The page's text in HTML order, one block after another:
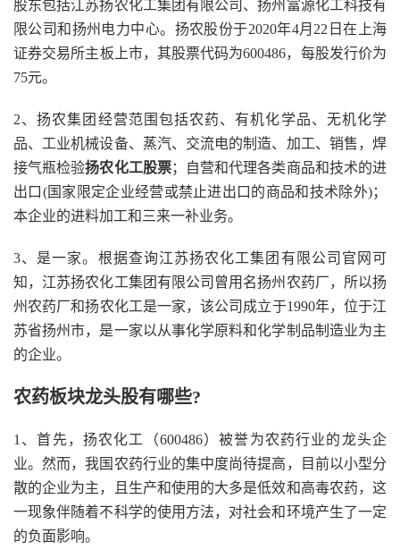
股东包括江苏扬农化工集团有限公司、扬州富源化工科技有
限公司和扬州电力中心。扬农股份于2020年4月22日在上海
证券交易所主板上市，其股票代码为600486，每股发行价为
75元。
2、扬农集团经营范围包括农药、有机化学品、无机化学
品、工业机械设备、蒸汽、交流电的制造、加工、销售，焊
接气瓶检验扬农化工股票；自营和代理各类商品和技术的进
出口(国家限定企业经营或禁止进出口的商品和技术除外)；
本企业的进料加工和三来一补业务。
3、是一家。根据查询江苏扬农化工集团有限公司官网可
知，江苏扬农化工集团有限公司曾用名扬州农药厂，所以扬
州农药厂和扬农化工是一家，该公司成立于1990年，位于江
苏省扬州市，是一家以从事化学原料和化学制品制造业为主
的企业。
农药板块龙头股有哪些?
1、首先，扬农化工（600486）被誉为农药行业的龙头企
业。然而，我国农药行业的集中度尚待提高，目前以小型分
散的企业为主，且生产和使用的大多是低效和高毒农药，这
一现象伴随着不科学的使用方法，对社会和环境产生了一定
的负面影响。